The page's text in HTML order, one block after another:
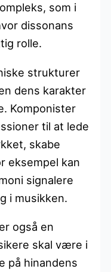
som i
dissonans
rolle.
strukturer
dens karakter
Komponister
til at lede
skabe
eksempel kan
signalere
i musikken.
også en
skal være i
på hinandens